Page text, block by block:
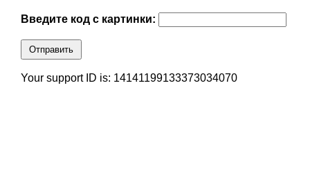
Введите код с картинки:
Отправить
Your support ID is: 14141199133373034070